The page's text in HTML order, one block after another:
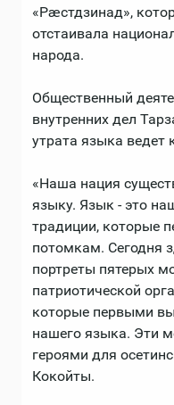
«Рæстдзинад»,
отстаивала
народа.
Общественный
внутренних дел
утрата языка ведет
«Наша нация
языку. Язык - это
традиции, которые
потомкам. Сегодня
портреты пятерых
патриотической
которые первыми
нашего языка. Эти
героями для
Кокойты.